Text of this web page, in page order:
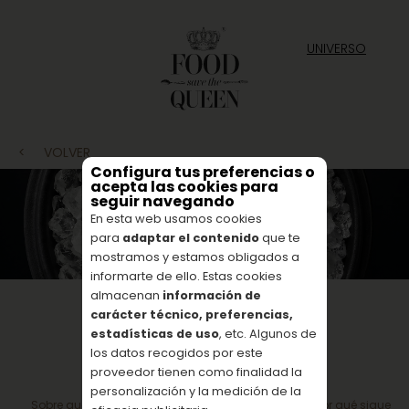
Configura tus preferencias o
acepta las cookies para
seguir navegando
En esta web usamos cookies
para adaptar el contenidoque te
mostramos y estamos obligados a
informarte de ello. Estas cookies
almacenan información de
carácter técnico, preferencias,
estadísticas de uso, etc. Algunos de
los datos recogidos por este
proveedor tienen como finalidad la
personalización y la medición de la
UNIVERSO
< VOLVER
Sobre qué es el caviar, cómo debería disfrutarse y por qué sigue